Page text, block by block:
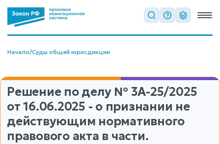
Начало/Суды общей юрисдикции
Решение по делу № 3А-25/2025
от 16.06.2025 - о признании не
действующим нормативного
правового акта в части.